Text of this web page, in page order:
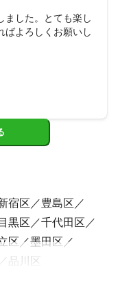
ました。とても楽し
ばよろしくお願いし
宿区
豊島区
黒区
千代田区
区
墨田区
品川区